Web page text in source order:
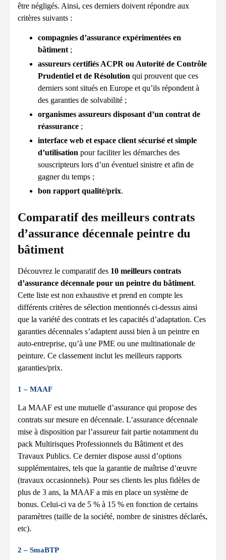
être négligés. Ainsi, ces derniers doivent répondre aux
critères suivants :
compagnies d’assurance expérimentées en
bâtiment ;
assureurs certifiés ACPR ou Autorité de Contrôle
Prudentiel et de Résolution qui prouvent que ces
derniers sont situés en Europe et qu’ils répondent à
des garanties de solvabilité ;
organismes assureurs disposant d’un contrat de
réassurance ;
interface web et espace client sécurisé et simple
d’utilisation pour faciliter les démarches des
souscripteurs lors d’un éventuel sinistre et afin de
gagner du temps ;
bon rapport qualité/prix.
Comparatif des meilleurs contrats
d’assurance décennale peintre du
bâtiment
Découvrez le comparatif des 10 meilleurs contrats
d’assurance décennale pour un peintre du bâtiment.
Cette liste est non exhaustive et prend en compte les
différents critères de sélection mentionnés ci-dessus ainsi
que la variété des contrats et les capacités d’adaptation. Ces
garanties décennales s’adaptent aussi bien à un peintre en
auto-entreprise, qu’à une PME ou une multinationale de
peinture. Ce classement inclut les meilleurs rapports
garanties/prix.
1 – MAAF
La MAAF est une mutuelle d’assurance qui propose des
contrats sur mesure en décennale. L’assurance décennale
mise à disposition par l’assureur fait partie notamment du
pack Multirisques Professionnels du Bâtiment et des
Travaux Publics. Ce dernier dispose aussi d’options
supplémentaires, tels que la garantie de maîtrise d’œuvre
(travaux occasionnels). Pour ses clients les plus fidèles de
plus de 3 ans, la MAAF a mis en place un système de
bonus. Celui-ci va de 5 % à 15 % en fonction de certains
paramètres (taille de la société, nombre de sinistres déclarés,
etc).
2 – SmaBTP